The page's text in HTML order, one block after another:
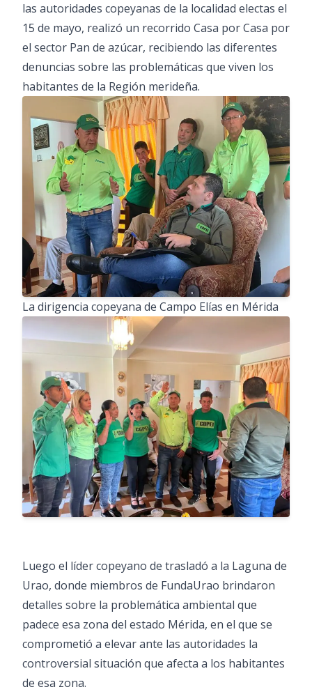
las autoridades copeyanas de la localidad electas el
15 de mayo, realizó un recorrido Casa por Casa por
el sector Pan de azúcar, recibiendo las diferentes
denuncias sobre las problemáticas que viven los
habitantes de la Región merideña.
La dirigencia copeyana de Campo Elías en Mérida
Luego el líder copeyano de trasladó a la Laguna de
Urao, donde miembros de FundaUrao brindaron
detalles sobre la problemática ambiental que
padece esa zona del estado Mérida, en el que se
comprometió a elevar ante las autoridades la
controversial situación que afecta a los habitantes
de esa zona.